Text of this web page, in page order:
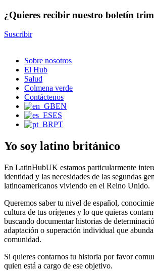
¿Quieres recibir nuestro boletín
Suscribir
Sobre nosotros
El Hub
Salud
Colmena verde
Contáctenos
EN
ES
PT
Yo soy latino británico
En LatinHubUK estamos particularmente
identidad y las necesidades de las segundas
latinoamericanos viviendo en el Reino Unido.
Queremos saber tu nivel de español,
cultura de tus orígenes y lo que quieras
buscando documentar historias de
adaptación o superación individual que
comunidad.
Si quieres contarnos tu historia por favor
quien está a cargo de ese objetivo.